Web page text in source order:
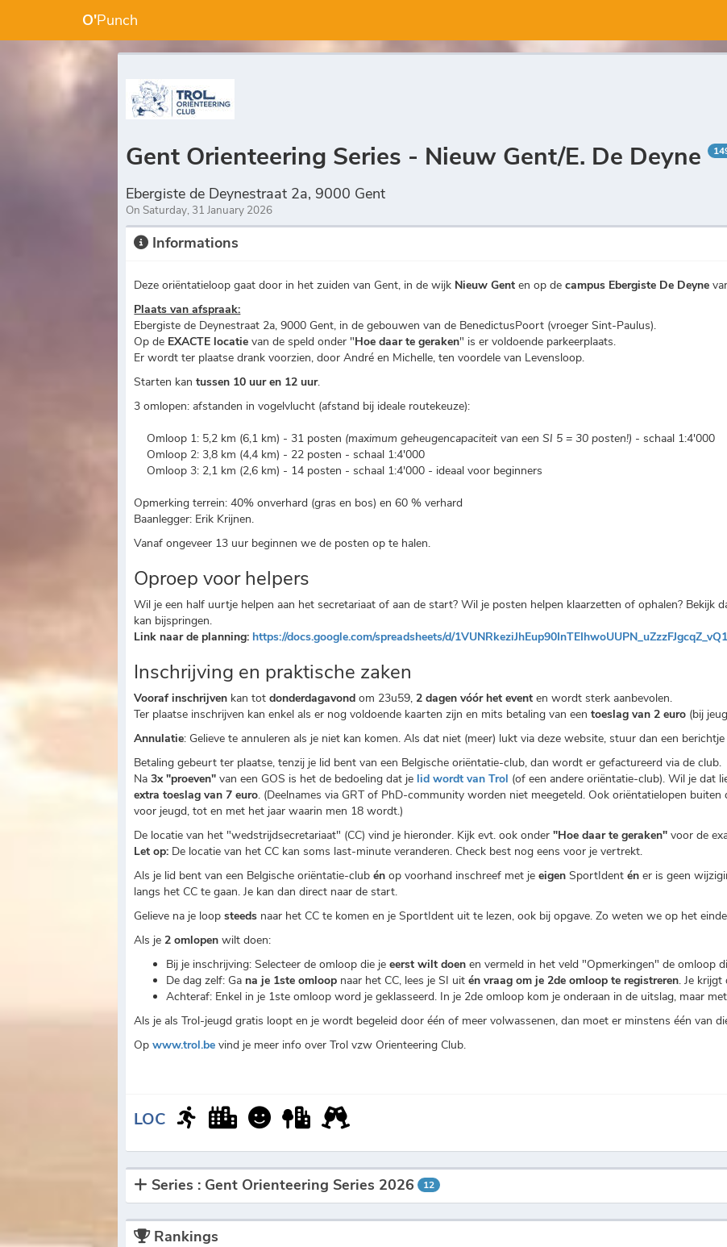
O'Punch
Gent Orienteering Series - Nieuw Gent/E. De Deyne
Ebergiste de Deynestraat 2a, 9000 Gent
On Saturday, 31 January 2026
Informations
Deze oriëntatieloop gaat door in het zuiden van Gent, in de wijk Nieuw Genten op decampus Ebergiste De Deyne
Plaats van afspraak:
Ebergiste de Deynestraat 2a, 9000 Gent, in de gebouwen van de BenedictusPoort (vroeger Sint-Paulus).
Op de EXACTE locatie van de speld onder "Hoe daar te geraken" is er voldoende parkeerplaats.
Er wordt ter plaatse drank voorzien, door André en Michelle, ten voordele van Levensloop.
Starten kantussen 10 uur en 12 uur.
3 omlopen: afstanden in vogelvlucht (afstand bij ideale routekeuze):
Omloop 1: 5,2 km (6,1 km) - 31 posten (maximum geheugencapaciteit van een SI 5 = 30 posten!) - schaal 1:4'000
Omloop 2: 3,8 km (4,4 km) - 22 posten - schaal 1:4'000
Omloop 3: 2,1 km (2,6 km) - 14 posten - schaal 1:4'000 - ideaal voor beginners
Opmerking terrein: 40% onverhard (gras en bos) en 60 % verhard
Baanlegger: Erik Krijnen.
Vanaf ongeveer 13 uur beginnen we de posten op te halen.
Oproep voor helpers
Wil je een half uurtje helpen aan het secretariaat of aan de start? Wil je posten helpen klaarzetten of ophalen? Bekijk
kan bijspringen.
Link naar de planning: https://docs.google.com/spreadsheets/d/
Inschrijving en praktische zaken
Vooraf inschrijven kan totdonderdagavondom 23u59, 2 dagen vóór het eventen wordt sterk aanbevolen.
Ter plaatse inschrijven kan enkel als er nog voldoende kaarten zijn en mits betaling van eentoeslag van 2 euro (bij
Annulatie: Gelieve te annuleren als je niet kan komen. Als dat niet (meer) lukt via deze website, stuur dan een
Betaling gebeurt ter plaatse, tenzij je lid bent van een Belgische oriëntatie-club, dan wordt er gefactureerd via de club.
Na3x "proeven" van een GOS is het de bedoeling dat je lid wordt van Trol (of een andere oriëntatie-club). Wil je dat
extra toeslag van 7 euro. (Deelnames via GRT of PhD-community worden niet meegeteld. Ook oriëntatielopen
voor jeugd, tot en met het jaar waarin men 18 wordt.)
De locatie van het "wedstrijdsecretariaat" (CC) vind je hieronder. Kijk evt. ook onder"Hoe daar te geraken" voor de
Let op: De locatie van het CC kan soms last-minute veranderen. Check best nog eens voor je vertrekt.
Als je lid bent van een Belgische oriëntatie-clubén op voorhand inschreef met jeeigenSportIdent én er is geen
langs het CC te gaan. Je kan dan direct naar de start.
Gelieve na je loopsteeds naar het CC te komen en je SportIdent uit te lezen, ook bij opgave. Zo weten we op het
Als je 2 omlopen wilt doen:
Bij je inschrijving: Selecteer de omloop die jeeerst wilt doenen vermeld in het veld "Opmerkingen" de omloop
De dag zelf: Ga na je 1ste omloop naar het CC, lees je SI uitén vraag om je 2de omloop te registreren. Je
Achteraf: Enkel in je 1ste omloop word je geklasseerd. In je 2de omloop kom je onderaan in de uitslag, maar
Als je als Trol-jeugd gratis loopt en je wordt begeleid door één of meer volwassenen, dan moet er minstens één van
Opwww.trol.be vind je meer info over Trol vzw Orienteering Club.
LOC
Series : Gent Orienteering Series 2026 12
Rankings